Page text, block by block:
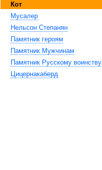
Кот
Мусалер
Нельсон Степанян
Памятник героям
Памятник Мужчинам
Памятник Русскому воинству
Цицернакаберд